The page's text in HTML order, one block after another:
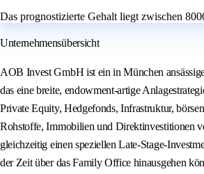
Das prognostizierte Gehalt liegt zwischen
Unternehmensübersicht
AOB Invest GmbH ist ein in München
das eine breite, endowment-artige
Private Equity, Hedgefonds, Infrastruktur,
Rohstoffe, Immobilien und Direktinvestitionen
gleichzeitig einen speziellen Late-Stage-
der Zeit über das Family Office hinausgehen